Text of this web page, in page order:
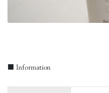
■ Information